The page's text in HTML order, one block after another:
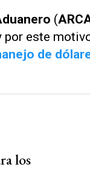
(
por este
de
los